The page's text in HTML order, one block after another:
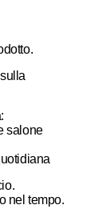
salone
nel tempo.